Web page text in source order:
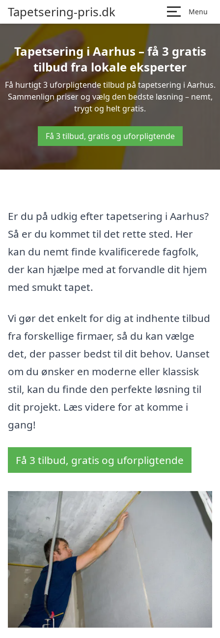
Tapetsering-pris.dk Menu
Tapetsering i Aarhus – få 3 gratis
tilbud fra lokale eksperter
Få hurtigt 3 uforpligtende tilbud på tapetsering i Aarhus.
Sammenlign priser og vælg den bedste løsning – nemt,
trygt og helt gratis.
Få 3 tilbud, gratis og uforpligtende
Er du på udkig efter tapetsering i Aarhus?
Så er du kommet til det rette sted. Her
kan du nemt finde kvalificerede fagfolk,
der kan hjælpe med at forvandle dit hjem
med smukt tapet.
Vi gør det enkelt for dig at indhente tilbud
fra forskellige firmaer, så du kan vælge
det, der passer bedst til dit behov. Uanset
om du ønsker en moderne eller klassisk
stil, kan du finde den perfekte løsning til
dit projekt. Læs videre for at komme i
gang!
Få 3 tilbud, gratis og uforpligtende